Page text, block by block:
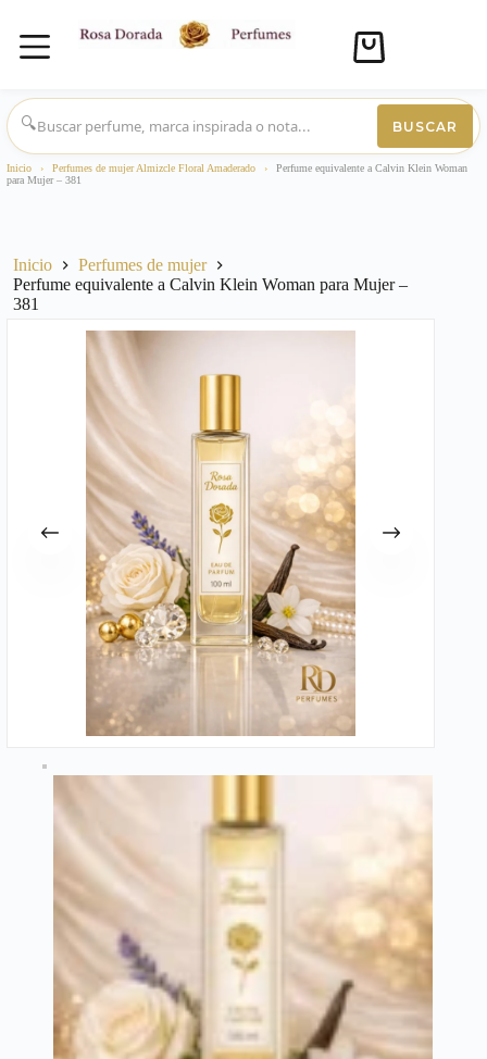
Saltar
al
contenido
Carro
compra
🔍
BUSCAR
Inicio › Perfumes de mujer Almizcle Floral Amaderado ›
Perfume equivalente a Calvin Klein Woman
para Mujer – 381
Inicio
Perfumes de mujer
Perfume equivalente a Calvin Klein Woman para Mujer –
381